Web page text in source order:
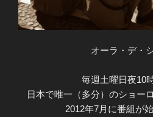
オーラ・デ・
毎週土曜日夜10
日本で唯一（多分）のショー
2012年7月に番組が